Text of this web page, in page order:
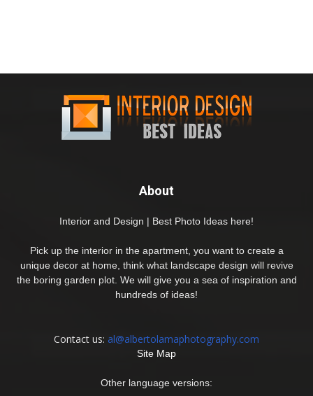
About
Interior and Design | Best Photo Ideas here!
Pick up the interior in the apartment, you want to create a
unique decor at home, think what landscape design will revive
the boring garden plot. We will give you a sea of inspiration and
hundreds of ideas!
Contact us: al@albertolamaphotography.com
Site Map
Other language versions: